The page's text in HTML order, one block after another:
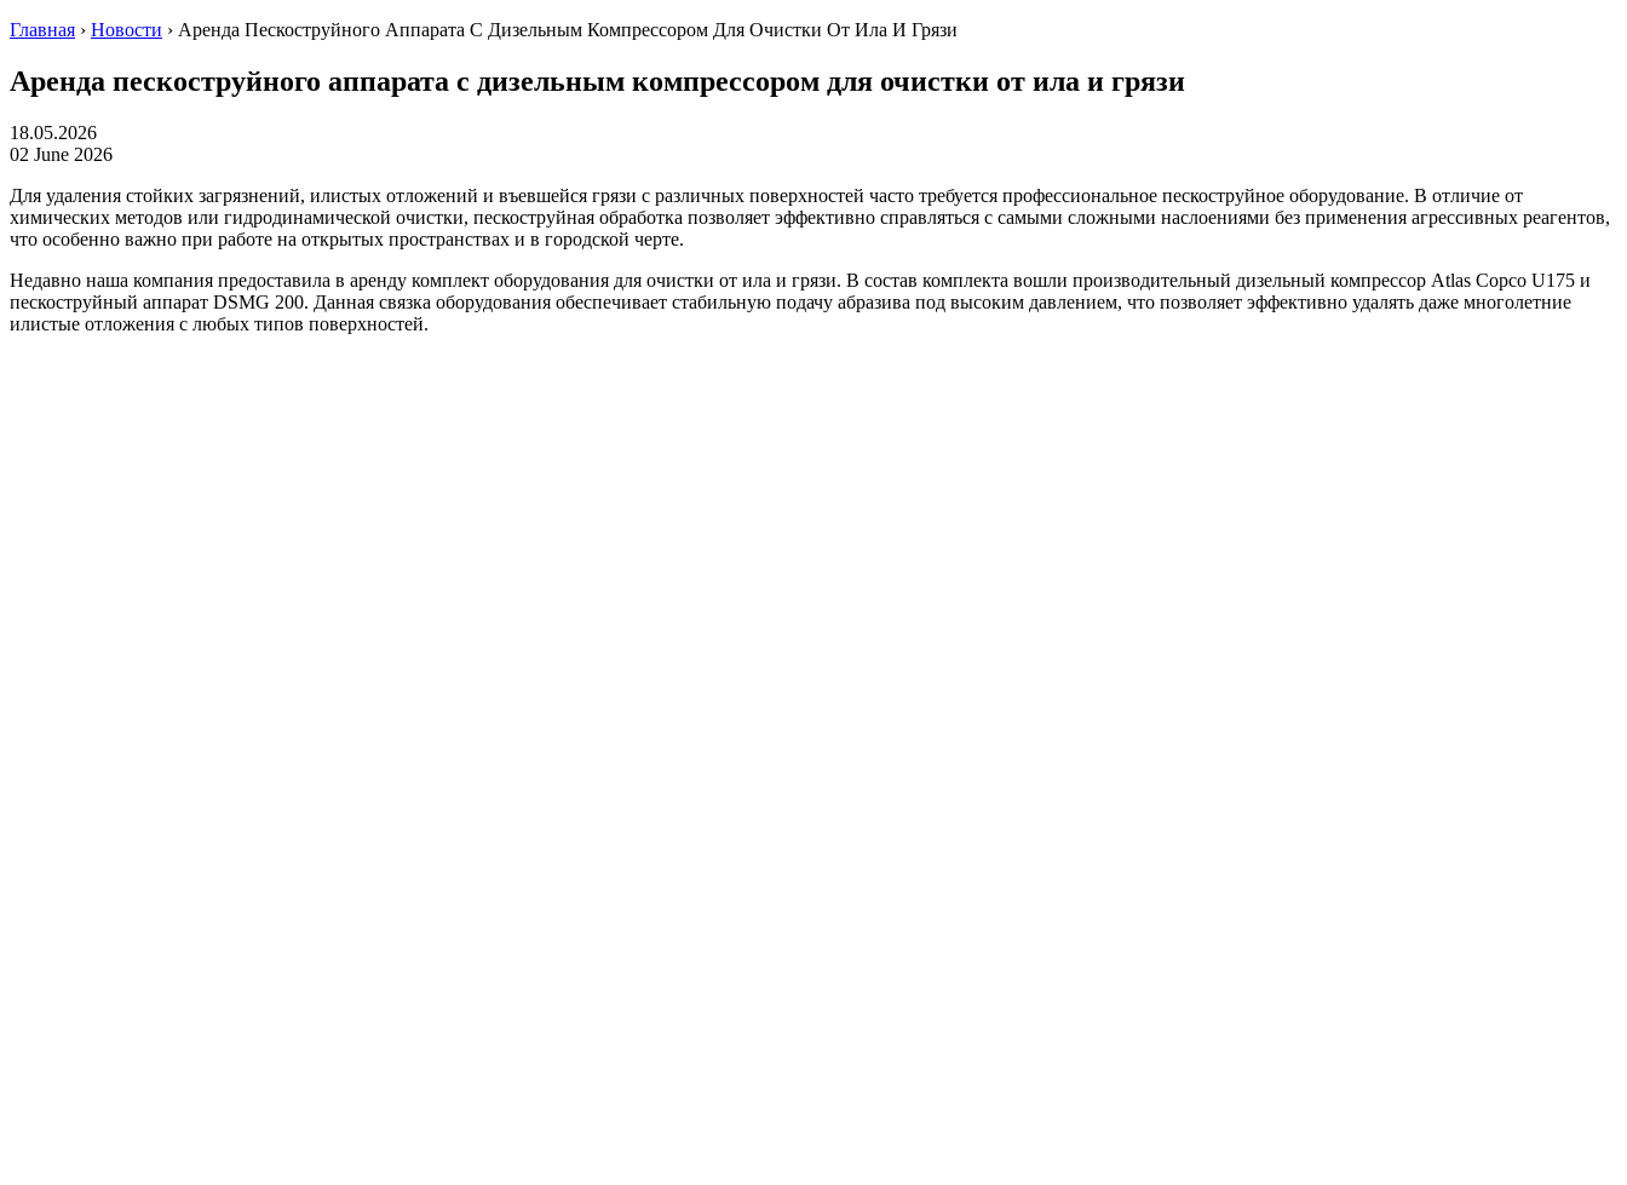
Главная › Новости › Аренда Пескоструйного Аппарата С Дизельным Компрессором Для Очистки От Ила И Грязи
Аренда пескоструйного аппарата с дизельным компрессором для очистки от ила и грязи
18.05.2026
02 June 2026
Для удаления стойких загрязнений, илистых отложений и въевшейся грязи с различных поверхностей часто требуется профессиональное пескоструйное оборудование. В отличие от
химических методов или гидродинамической очистки, пескоструйная обработка позволяет эффективно справляться с самыми сложными наслоениями без применения агрессивных реагентов,
что особенно важно при работе на открытых пространствах и в городской черте.
Недавно наша компания предоставила в аренду комплект оборудования для очистки от ила и грязи. В состав комплекта вошли производительный дизельный компрессор Atlas Copco U175 и
пескоструйный аппарат DSMG 200. Данная связка оборудования обеспечивает стабильную подачу абразива под высоким давлением, что позволяет эффективно удалять даже многолетние
илистые отложения с любых типов поверхностей.